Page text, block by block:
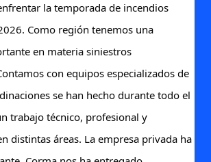
la temporada de incendios
Como región tenemos una
en materia siniestros
con equipos especializados de
se han hecho durante todo el
trabajo técnico, profesional y
distintas áreas. La empresa privada ha